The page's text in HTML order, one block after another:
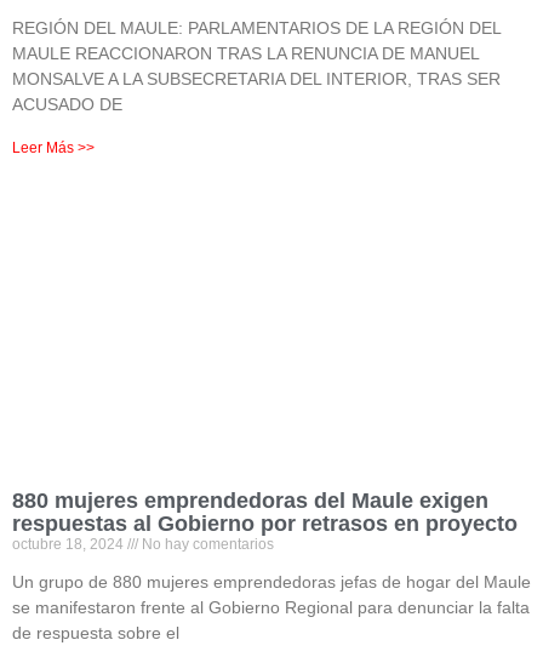
REGIÓN DEL MAULE: PARLAMENTARIOS DE LA REGIÓN DEL
MAULE REACCIONARON TRAS LA RENUNCIA DE MANUEL
MONSALVE A LA SUBSECRETARIA DEL INTERIOR, TRAS SER
ACUSADO DE
Leer Más >>
880 mujeres emprendedoras del Maule exigen
respuestas al Gobierno por retrasos en proyecto
octubre 18, 2024 No hay comentarios
Un grupo de 880 mujeres emprendedoras jefas de hogar del Maule
se manifestaron frente al Gobierno Regional para denunciar la falta
de respuesta sobre el